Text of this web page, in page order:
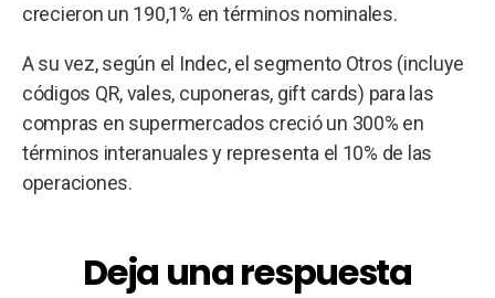
crecieron un 190,1% en términos nominales.
A su vez, según el Indec, el segmento Otros (incluye
códigos QR, vales, cuponeras, gift cards) para las
compras en supermercados creció un 300% en
términos interanuales y representa el 10% de las
operaciones.
Deja una respuesta